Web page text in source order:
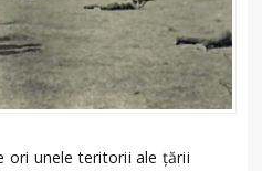
ori unele teritorii ale țării